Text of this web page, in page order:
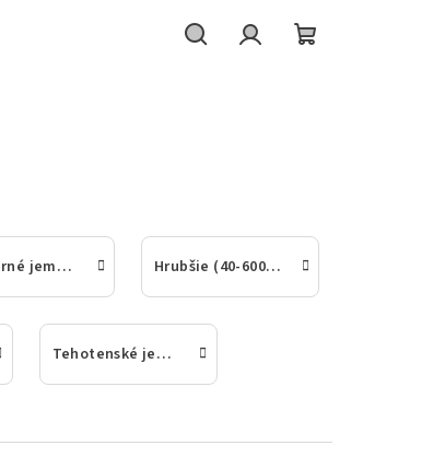
Nadmerné jemné dámske pančuchové nohavice Hrubšie (40-600den) jemné dámske pančuchové nohavice
Tehotenské jemné dámske pančuchové nohavice